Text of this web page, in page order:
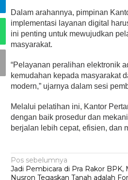
Dalam arahannya, pimpinan
implementasi layanan digital
ini penting untuk mewujudkan
masyarakat.
“Pelayanan peralihan elektronik
kemudahan kepada masyarakat
modern,” ujarnya dalam sesi
Melalui pelatihan ini, Kantor
dengan baik prosedur dan
berjalan lebih cepat, efisien, dan
Navigasi
pos
Pos sebelumnya
Jadi Pembicara di Pra Rakor BPK,
Nusron Tegaskan Tanah adalah